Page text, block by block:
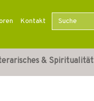
Kontakt
& Spiritualität